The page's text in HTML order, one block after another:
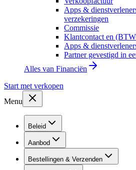
Apps &
verzekeringen
Commissie
Klantcontact en
Apps &
Partner gevestigd in
Alles van Financiën
Start met verkopen
Menu
Beleid
Aanbod
Bestellingen & Verzenden